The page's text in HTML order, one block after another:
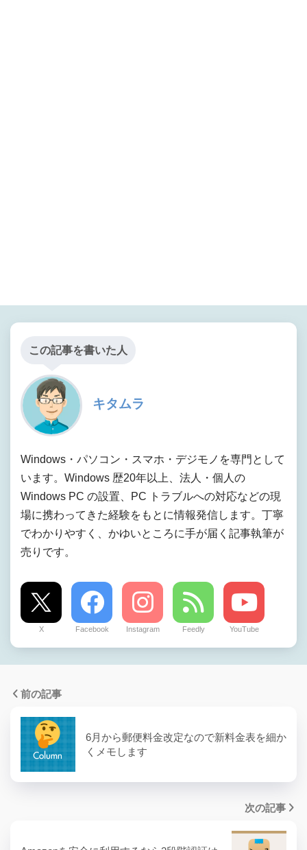
この記事を書いた人
キタムラ
Windows・パソコン・スマホ・デジモノを専門として
います。Windows 歴20年以上、法人・個人の
Windows PC の設置、PC トラブルへの対応などの現
場に携わってきた経験をもとに情報発信します。丁寧
でわかりやすく、かゆいところに手が届く記事執筆が
売りです。
X Facebook Instagram Feedly YouTube
前の記事
6月から郵便料金改定なので新料金表を細か
くメモします
次の記事